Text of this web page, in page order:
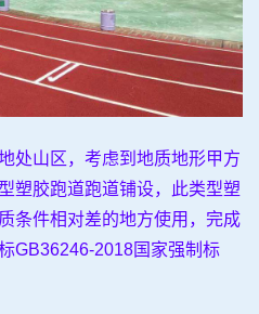
处山区，考虑到地质地形甲方
塑胶跑道跑道铺设，此类型塑
条件相对差的地方使用，完成
GB36246-2018国家强制标